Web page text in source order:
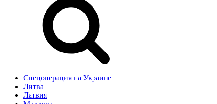
Спецоперация на Украине
Литва
Латвия